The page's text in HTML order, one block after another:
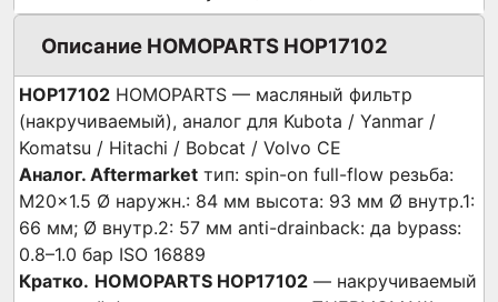
Описание HOMOPARTS HOP17102
HOP17102 HOMOPARTS — масляный фильтр
(накручиваемый), аналог для Kubota / Yanmar /
Komatsu / Hitachi / Bobcat / Volvo CE
Аналог. Aftermarket тип: spin-on full-flow резьба:
M20×1.5 Ø наружн.: 84 мм высота: 93 мм Ø внутр.1:
66 мм; Ø внутр.2: 57 мм anti-drainback: да bypass:
0.8–1.0 бар ISO 16889
Кратко. HOMOPARTS HOP17102 — накручиваемый